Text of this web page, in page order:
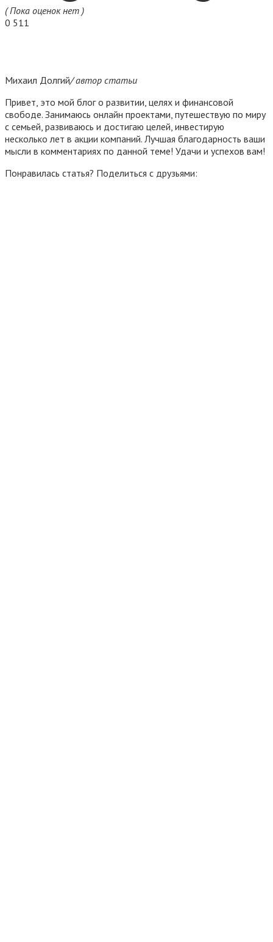
( Пока оценок нет )
0 511
Михаил Долгий/ автор статьи
Привет, это мой блог о развитии, целях и финансовой
свободе. Занимаюсь онлайн проектами, путешествую по миру
с семьей, развиваюсь и достигаю целей, инвестирую
несколько лет в акции компаний. Лучшая благодарность ваши
мысли в комментариях по данной теме! Удачи и успехов вам!
Понравилась статья? Поделиться с друзьями: